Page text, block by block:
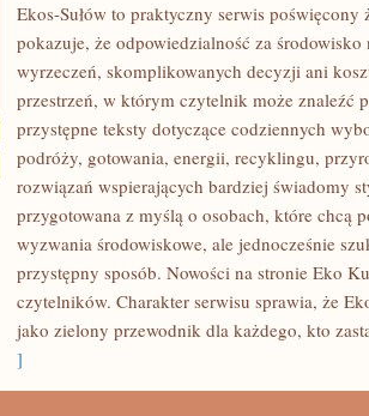
TECHNOLOGIE
PLANETY
Ekos-Sułów to praktyczny serwis
pokazuje, że odpowiedzialność za
wyrzeczeń, skomplikowanych decyzji ani
przestrzeń, w którym czytelnik może znaleźć
przystępne teksty dotyczące codziennych
podróży, gotowania, energii, recyklingu,
rozwiązań wspierających bardziej świadomy
przygotowana z myślą o osobach, które chcą
wyzwania środowiskowe, ale jednocześnie
przystępny sposób. Nowości na stronie Eko
czytelników. Charakter serwisu sprawia, że
jako zielony przewodnik dla każdego, kto
]